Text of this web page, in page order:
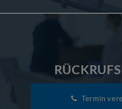
Termin